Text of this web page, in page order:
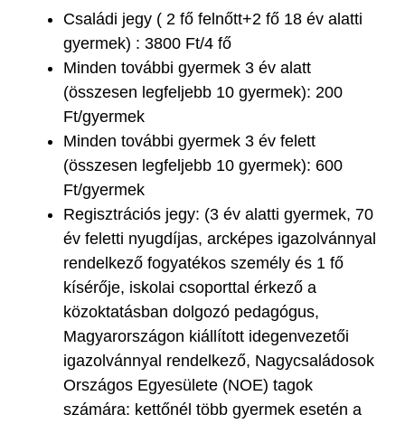
Családi jegy ( 2 fő felnőtt+2 fő 18 év alatti
gyermek) : 3800 Ft/4 fő
Minden további gyermek 3 év alatt
(összesen legfeljebb 10 gyermek): 200
Ft/gyermek
Minden további gyermek 3 év felett
(összesen legfeljebb 10 gyermek): 600
Ft/gyermek
Regisztrációs jegy: (3 év alatti gyermek, 70
év feletti nyugdíjas, arcképes igazolvánnyal
rendelkező fogyatékos személy és 1 fő
kísérője, iskolai csoporttal érkező a
közoktatásban dolgozó pedagógus,
Magyarországon kiállított idegenvezetői
igazolvánnyal rendelkező, Nagycsaládosok
Országos Egyesülete (NOE) tagok
számára: kettőnél több gyermek esetén a